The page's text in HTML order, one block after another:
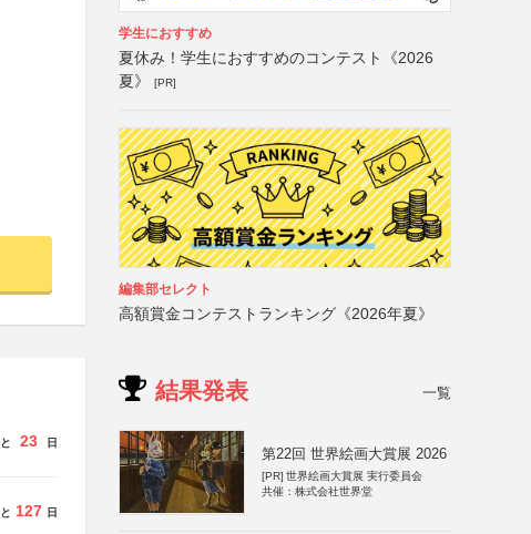
23 日
127 日
学生におすすめ
夏休み！学生におすすめのコンテスト《2026
夏》
[PR]
編集部セレクト
高額賞金コンテストランキング《2026年夏》
結果発表 一覧
第22回 世界絵画大賞展 2026
[PR] 世界絵画大賞展 実行委員会
共催：株式会社世界堂